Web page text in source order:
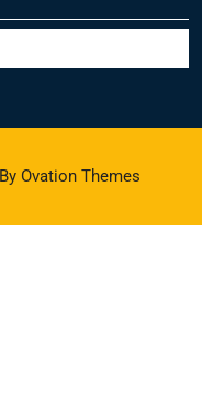
By Ovation Themes